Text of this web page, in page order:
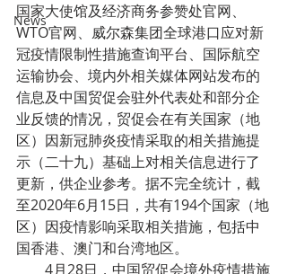
News
国家大使馆及经济商务参赞处官网、
WTO官网、威尔森集团全球港口应对新
冠疫情限制性措施查询平台、国际航空
运输协会、境内外相关媒体网站发布的
信息及中国贸促会驻外代表处和部分企
业反馈的情况，贸促会在有关国家（地
区）因新冠肺炎疫情采取的相关措施提
示（二十九）基础上对相关信息进行了
更新，供企业参考。据不完全统计，截
至2020年6月15日，共有194个国家（地
区）因疫情影响采取相关措施，包括中
国香港、澳门和台湾地区。